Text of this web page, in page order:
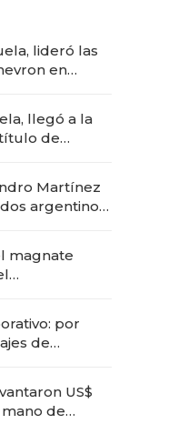
lideró las
en
llegó a la
de
Martínez
argentinos
magnate
por
de
experiencias
US$
de